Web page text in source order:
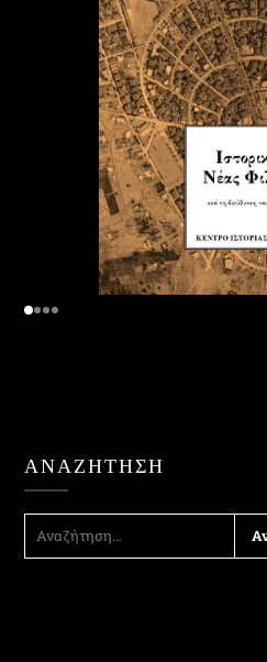
ΑΝΑΖΉΤΗΣΗ
ΑΝΑΖΉΤΗΣΗ